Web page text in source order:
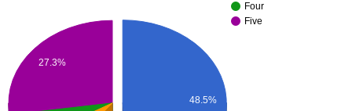
Four
Five
48.5%
27.3%